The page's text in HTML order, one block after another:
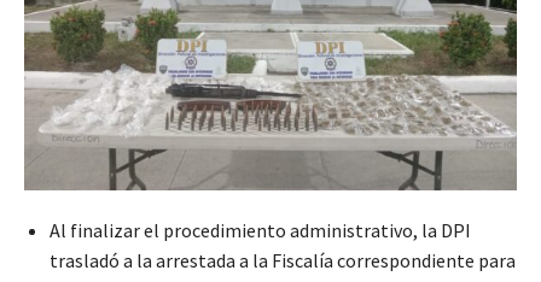
Al finalizar el procedimiento administrativo, la DPI
trasladó a la arrestada a la Fiscalía correspondiente para